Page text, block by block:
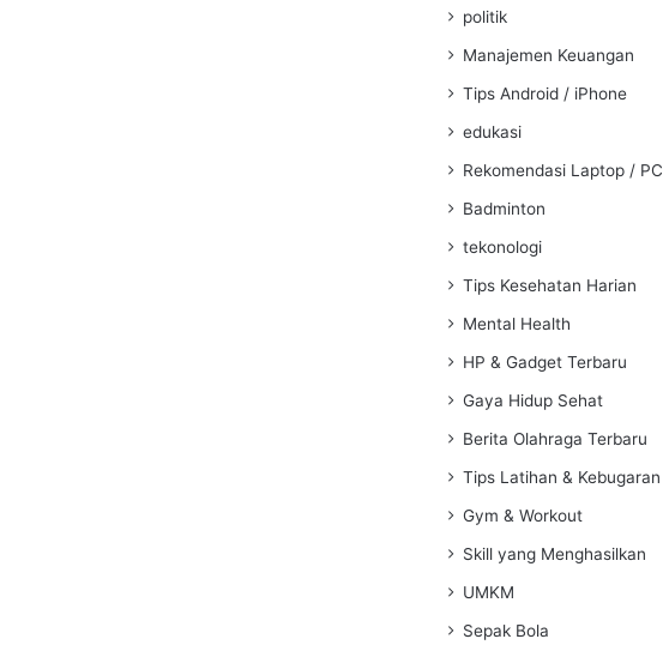
politik
Manajemen Keuangan
Tips Android / iPhone
edukasi
Rekomendasi Laptop / PC
Badminton
tekonologi
Tips Kesehatan Harian
Mental Health
HP & Gadget Terbaru
Gaya Hidup Sehat
Berita Olahraga Terbaru
Tips Latihan & Kebugaran
Gym & Workout
Skill yang Menghasilkan
UMKM
Sepak Bola